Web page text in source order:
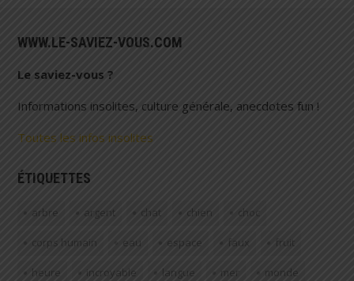
WWW.LE-SAVIEZ-VOUS.COM
Le saviez-vous ?
Informations insolites, culture générale, anecdotes fun !
Toutes les infos insolites
ÉTIQUETTES
arbre argent chat chien choc
corps humain eau espace faux fruit
heure incroyable langue mer monde